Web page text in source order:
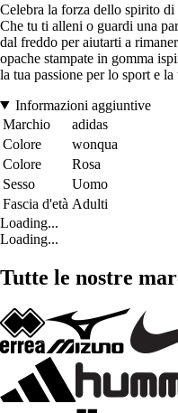
Celebra la forza dello spirito di
Che tu ti alleni o guardi una
dal freddo per aiutarti a
opache stampate in gomma
la tua passione per lo sport e
Informazioni aggiuntive
Marchio
adidas
Colore
wonqua
Colore
Rosa
Sesso
Uomo
Fascia d'età Adulti
Loading...
Loading...
Tutte le nostre